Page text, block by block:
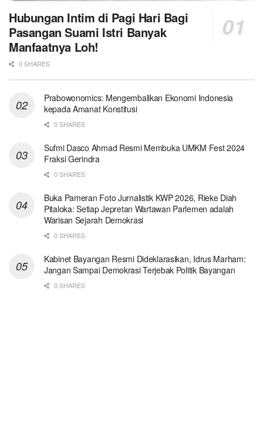
Hubungan Intim di Pagi Hari Bagi
Pasangan Suami Istri Banyak
Manfaatnya Loh!
0 SHARES
Prabowonomics: Mengembalikan Ekonomi Indonesia
kepada Amanat Konstitusi
0 SHARES
Sufmi Dasco Ahmad Resmi Membuka UMKM Fest 2024
Fraksi Gerindra
0 SHARES
Buka Pameran Foto Jurnalistik KWP 2026, Rieke Diah
Pitaloka: Setiap Jepretan Wartawan Parlemen adalah
Warisan Sejarah Demokrasi
0 SHARES
Kabinet Bayangan Resmi Dideklarasikan, Idrus Marham:
Jangan Sampai Demokrasi Terjebak Politik Bayangan
0 SHARES